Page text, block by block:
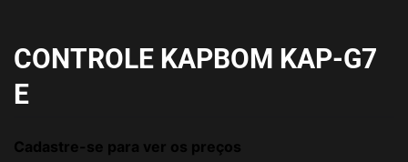
CONTROLE KAPBOM KAP-G7
E
Cadastre-se para ver os preços